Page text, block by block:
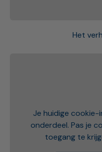
Het
Je huidige cookie-
onderdeel. Pas je
toegang te